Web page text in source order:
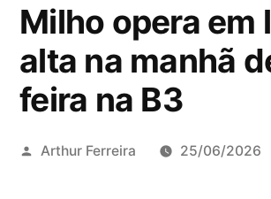
Milho opera em
alta na manhã
feira na B3
Publicado
Arthur Ferreira 25/06/2026